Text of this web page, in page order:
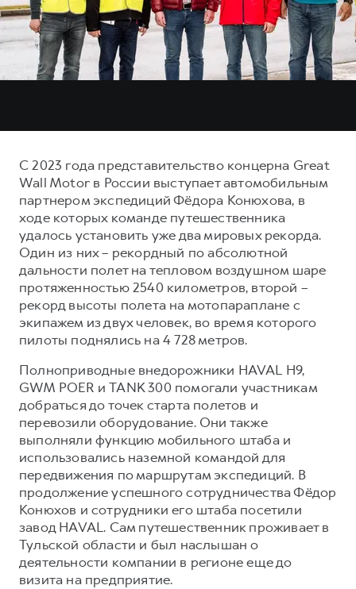
DARGO
от 3 199 000 ₽
DARGO X
от 3 499 000 ₽
от 2 899 000 ₽
F7X
от 3 599 000 ₽
POER
от 3 449 000 ₽
Тест-драйв
Трейд-ин
Кредитный калькулятор
Кредит
КОРПОРАТИВНЫМ КЛИЕНТАМ
Для малого бизнеса
Корпоративным клиентам
Крупным корпоративным клиентам
Система управления автопарком
HAVAL Лизинг
АКСЕССУАРЫ HAVAL
Автомобильные аксессуары
Коллекция CITY
Коллекция Базовая
Коллекция Детская
СЕРВИСНОЕ ОБСЛУЖИВАНИЕ
Нулевое ТО
Программа «Помощь на дороге»
Электронный ПТС
ПОДДЕРЖКА
GWM Безопасность
Гарантия HAVAL
Мобильное приложение GWM
Программа «HAVAL Защита+»
Руководства по эксплуатации
Подписки
АКСЕССУАРЫ HAVAL
Автомобильные аксессуары
Коллекция CITY
Коллекция Базовая
Коллекция Детская
О дилере
Наша команда
Контакты
С 2023 года представительство концерна Great
Wall Motor в России выступает автомобильным
партнером экспедиций Фёдора Конюхова, в
ходе которых команде путешественника
удалось установить уже два мировых рекорда.
Один из них – рекордный по абсолютной
дальности полет на тепловом воздушном шаре
протяженностью 2540 километров, второй –
рекорд высоты полета на мотопараплане с
экипажем из двух человек, во время которого
пилоты поднялись на 4 728 метров.
Полноприводные внедорожники HAVAL H9,
GWM POER и TANK 300 помогали участникам
добраться до точек старта полетов и
перевозили оборудование. Они также
выполняли функцию мобильного штаба и
использовались наземной командой для
передвижения по маршрутам экспедиций. В
продолжение успешного сотрудничества Фёдор
Конюхов и сотрудники его штаба посетили
завод HAVAL. Сам путешественник проживает в
Тульской области и был наслышан о
деятельности компании в регионе еще до
визита на предприятие.